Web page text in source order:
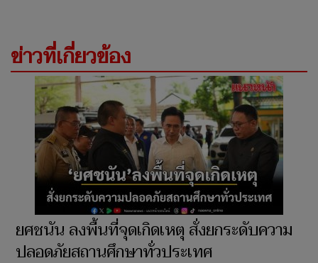
ข่าวที่เกี่ยวข้อง
ยศชนัน ลงพื้นที่จุดเกิดเหตุ สั่งยกระดับความ
ปลอดภัยสถานศึกษาทั่วประเทศ